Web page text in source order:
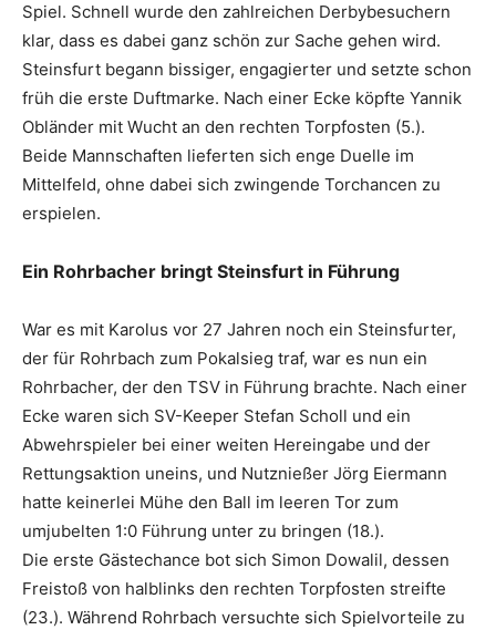
Spiel. Schnell wurde den zahlreichen Derbybesuchern
klar, dass es dabei ganz schön zur Sache gehen wird.
Steinsfurt begann bissiger, engagierter und setzte schon
früh die erste Duftmarke. Nach einer Ecke köpfte Yannik
Obländer mit Wucht an den rechten Torpfosten (5.).
Beide Mannschaften lieferten sich enge Duelle im
Mittelfeld, ohne dabei sich zwingende Torchancen zu
erspielen.
Ein Rohrbacher bringt Steinsfurt in Führung
War es mit Karolus vor 27 Jahren noch ein Steinsfurter,
der für Rohrbach zum Pokalsieg traf, war es nun ein
Rohrbacher, der den TSV in Führung brachte. Nach einer
Ecke waren sich SV-Keeper Stefan Scholl und ein
Abwehrspieler bei einer weiten Hereingabe und der
Rettungsaktion uneins, und Nutznießer Jörg Eiermann
hatte keinerlei Mühe den Ball im leeren Tor zum
umjubelten 1:0 Führung unter zu bringen (18.).
Die erste Gästechance bot sich Simon Dowalil, dessen
Freistoß von halblinks den rechten Torpfosten streifte
(23.). Während Rohrbach versuchte sich Spielvorteile zu